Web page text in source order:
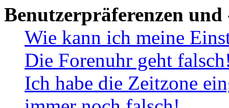
Benutzerpräferenzen und
Wie kann ich meine
Die Forenuhr geht
Ich habe die Zeitzone